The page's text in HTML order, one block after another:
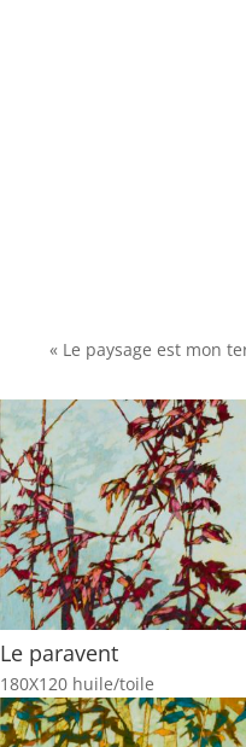
« Le paysage est mon
Le paravent
180X120 huile/toile